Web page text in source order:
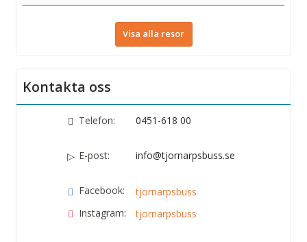
Visa alla resor
Kontakta oss
Telefon: 0451-618 00
E-post: info@tjornarpsbuss.se
Facebook:
tjornarpsbuss
Instagram:
tjornarpsbuss